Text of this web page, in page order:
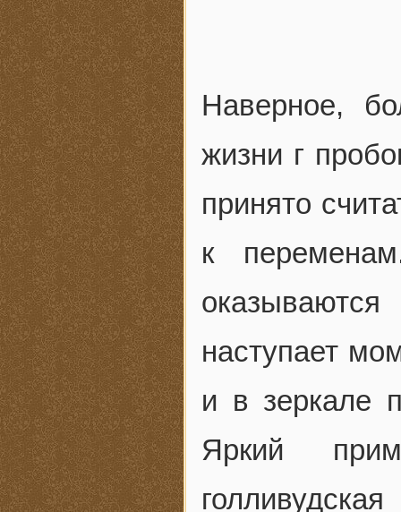
Наверное,
жизни г
принято
к
наступает
и в зеркале
Яркий